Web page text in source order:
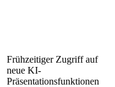
Frühzeitiger Zugriff auf
neue KI-
Präsentationsfunktionen